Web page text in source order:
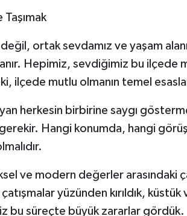
ortak sevdamız ve yaşam
Hepimiz, sevdiğimiz bu ilçede
ilçede mutlu olmanın temel
herkesin birbirine saygı
Hangi konumda, hangi
ve modern değerler arasındaki
yüzünden kırıldık,
bu süreçte büyük zararlar gördük.